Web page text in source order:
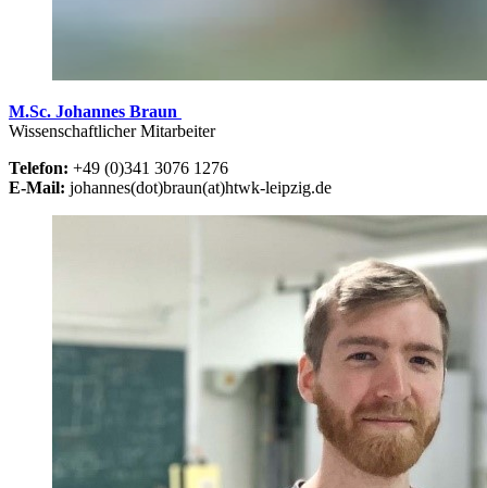
M.Sc. Johannes Braun
Wissenschaftlicher Mitarbeiter
Telefon: +49 (0)341 3076 1276
E-Mail: johannes(dot)braun(at)htwk-leipzig.de